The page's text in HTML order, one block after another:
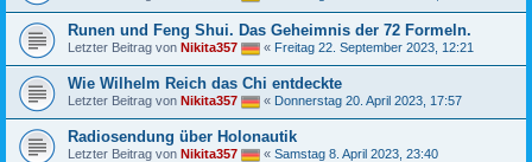
Runen und Feng Shui. Das Geheimnis der 72 Formeln.
Letzter Beitrag von Nikita357 « Freitag 22. September 2023, 12:21
Wie Wilhelm Reich das Chi entdeckte
Letzter Beitrag von Nikita357 « Donnerstag 20. April 2023, 17:57
Radiosendung über Holonautik
Letzter Beitrag von Nikita357 « Samstag 8. April 2023, 23:40